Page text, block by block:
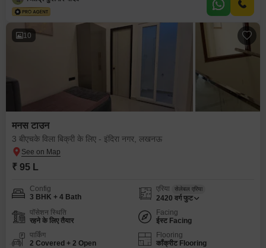
10
मनस टाउन
3 बीएचके विला बिक्री के लिए - इंदिरा नगर, लखनऊ
₹ 95 L
Config
3 BHK + 4 Bath
एरिया सेलेबल एरिया
2420 वर्ग फुट
पॉसेशन स्थिति
रहने के लिए तैयार
Facing
ईस्ट Facing
पार्किंग
2 Covered + 2 Open
Flooring
कॉंक्रीट Flooring